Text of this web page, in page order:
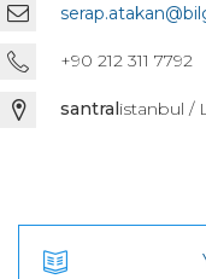
+90 212 311 7792
santralistanbul /